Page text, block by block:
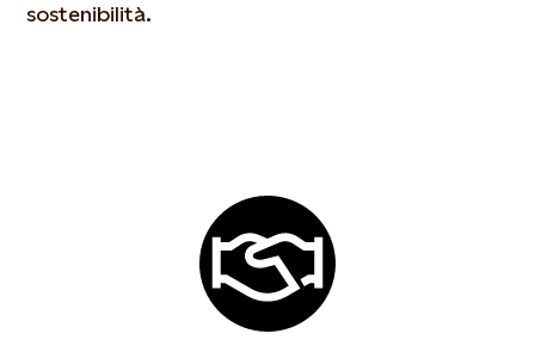
sostenibilità.